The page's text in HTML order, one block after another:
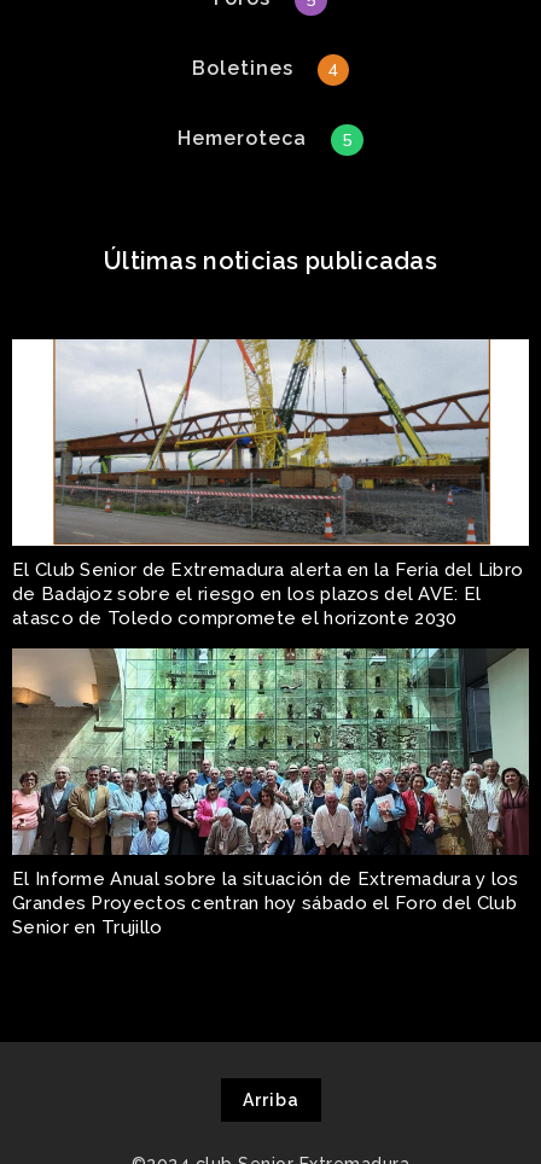
Boletines 4
Hemeroteca 5
Últimas noticias publicadas
El Club Senior de Extremadura alerta en la Feria del Libro
de Badajoz sobre el riesgo en los plazos del AVE: El
atasco de Toledo compromete el horizonte 2030
El Informe Anual sobre la situación de Extremadura y los
Grandes Proyectos centran hoy sábado el Foro del Club
Senior en Trujillo
Arriba